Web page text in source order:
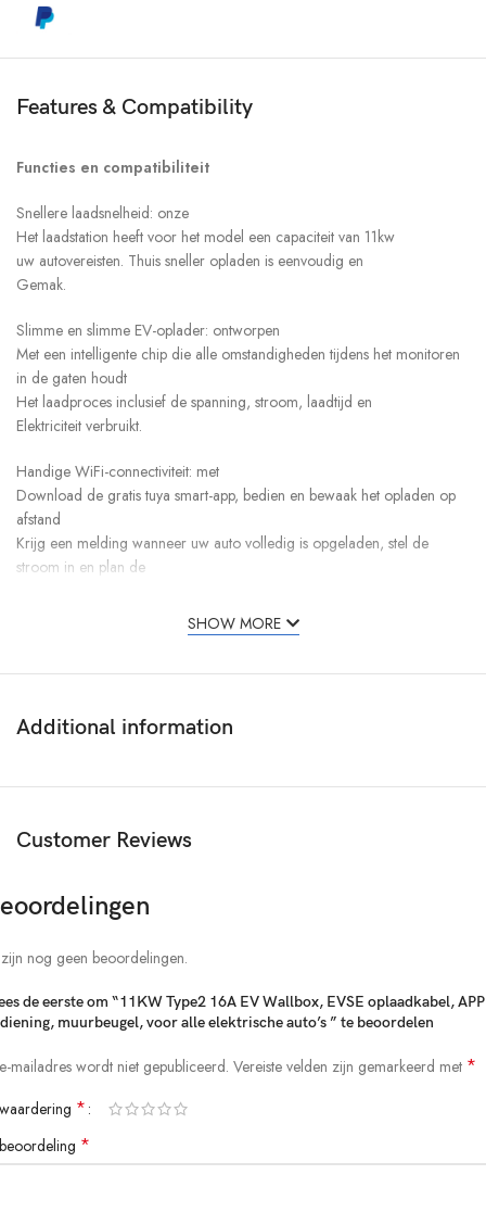
Features & Compatibility
Functies en compatibiliteit
Snellere laadsnelheid: onze
Het laadstation heeft voor het model een capaciteit van 11kw
uw autovereisten. Thuis sneller opladen is eenvoudig en
Gemak.
Slimme en slimme EV-oplader: ontworpen
Met een intelligente chip die alle omstandigheden tijdens het monitoren
in de gaten houdt
Het laadproces inclusief de spanning, stroom, laadtijd en
Elektriciteit verbruikt.
Handige WiFi-connectiviteit: met
Download de gratis tuya smart-app, bedien en bewaak het opladen op
afstand
Krijg een melding wanneer uw auto volledig is opgeladen, stel de
stroom in en plan de
Bescherming voor uw veiligheid. Het beschikt ook over een schakelkast
Ondersteuning van Tuya App draadloze verbinding, afstandsbediening
Functie schakelkast:
Uitloopbeveiliging (herstel-herstart).
Overspanningsbeveiliging onder spanning (zelfcontrole).
Bescherming tegen bliksem.
Over huidige bescherming.
Bescherming tegen oververhitting.
SHOW MORE
Additional information
Customer Reviews
nog geen beoordelingen.
de eerste om “11KW Type2 16A EV Wallbox, EVSE oplaadkabel, APP
muurbeugel, voor alle elektrische auto’s ​” te beoordelen
mailadres wordt niet gepubliceerd. Vereiste velden zijn gemarkeerd met *
*
*